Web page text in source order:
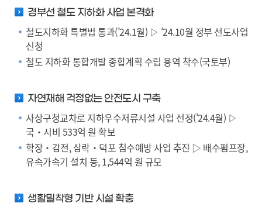
경부선 철도 지하화 사업 본격화
철도지하화 특별법 통과(’24.1월) ▷ ’24.10월 정부 선도사업
신청
철도 지하화 통합개발 종합계획 수립 용역 착수(국토부)
자연재해 걱정없는 안전도시 구축
사상구청교차로 지하우수저류시설 사업 선정(’24.4월) ▷
국‧시비 533억 원 확보
학장‧감전, 삼락‧덕포 침수예방 사업 추진 ▷ 배수펌프장,
유속가속기 설치 등, 1,544억 원 규모
생활밀착형 기반 시설 확충